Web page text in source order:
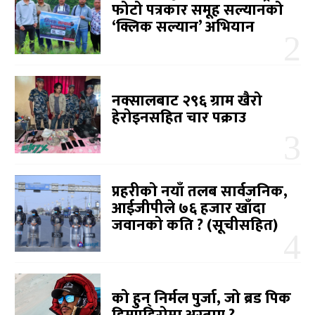
फोटो पत्रकार समूह सल्यानको
‘क्लिक सल्यान’ अभियान
नक्सालबाट २९६ ग्राम खैरो
हेरोइनसहित चार पक्राउ
प्रहरीको नयाँ तलब सार्वजनिक,
आईजीपीले ७६ हजार खाँदा
जवानको कति ? (सूचीसहित)
को हुन् निर्मल पुर्जा, जो ब्रड पिक